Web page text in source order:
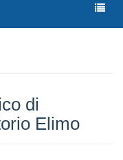
di
Elimo